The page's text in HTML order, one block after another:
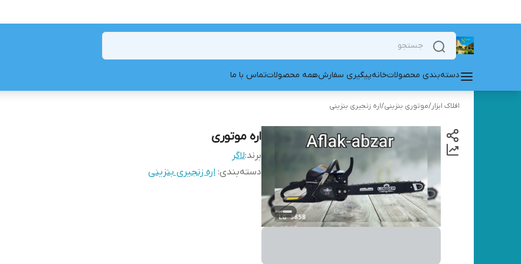
دسته‌بندی محصولاتخانهپیگیری سفارشهمه محصولاتتماس با ما
افلاک ابزار/موتوری بنزینی/اره زنجیری بنزینی
اره موتوری
برند:لاگر
دسته‌بندی: اره زنجیری بنزینی